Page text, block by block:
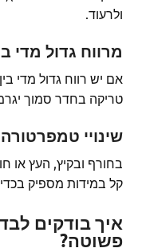
ולרעוד.
מרווח גדול מדי
אם יש רווח גדול מדי
טריקה בחדר סמוך
שינויי
בחורף ובקיץ, העץ או
קל במידות מספיק
איך בודקים
פשוטה?